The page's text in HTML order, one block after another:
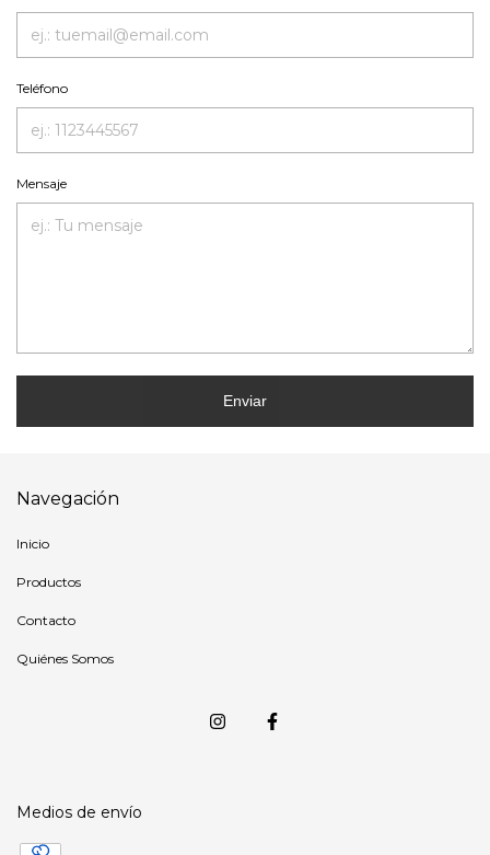
Teléfono
Mensaje
Enviar
Navegación
Inicio
Productos
Contacto
Quiénes Somos
Medios de envío